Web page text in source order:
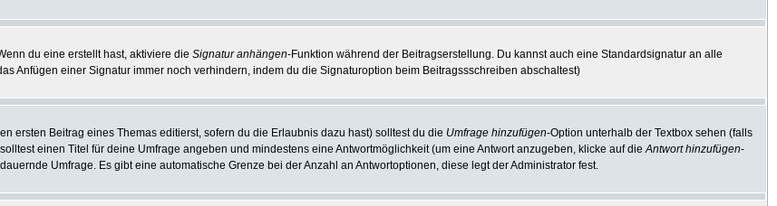
du eine erstellt hast, aktiviere die Signatur anhängen-Funktion während der Beitragserstellung. Du kannst auch eine Standardsignatur an alle
Anfügen einer Signatur immer noch verhindern, indem du die Signaturoption beim Beitragssschreiben abschaltest)
ersten Beitrag eines Themas editierst, sofern du die Erlaubnis dazu hast) solltest du die Umfrage hinzufügen-Option unterhalb der Textbox sehen (falls
einen Titel für deine Umfrage angeben und mindestens eine Antwortmöglichkeit (um eine Antwort anzugeben, klicke auf dieAntwort hinzufügen-
Umfrage. Es gibt eine automatische Grenze bei der Anzahl an Antwortoptionen, diese legt der Administrator fest.